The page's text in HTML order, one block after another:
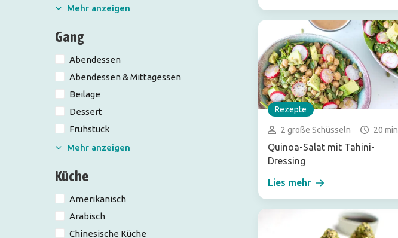
Mehr anzeigen
Gang
Abendessen
Abendessen & Mittagessen
Beilage
Dessert
Frühstück
Mehr anzeigen
Küche
Amerikanisch
Arabisch
Chinesische Küche
Rezepte
2 große Schüsseln 20 min
Quinoa-Salat mit Tahini-
Dressing
Lies mehr